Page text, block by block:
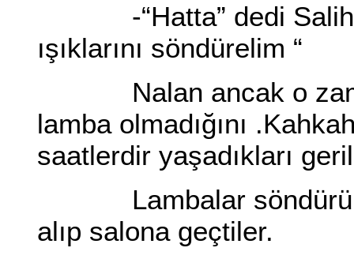
-“Hatta” dedi Salih
ışıklarını söndürelim “
Nalan ancak o
lamba olmadığını
saatlerdir yaşadıkları
Lambalar
alıp salona geçtiler.